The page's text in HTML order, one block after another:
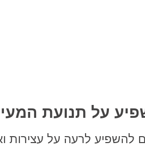
על תנועת
להשפיע לרעה על עצירות